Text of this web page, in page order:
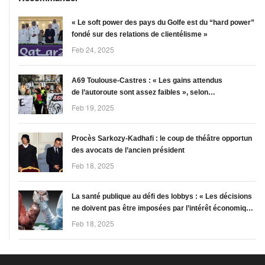
« Le soft power des pays du Golfe est du “hard power”
fondé sur des relations de clientélisme »
Feb 24, 2025
A69 Toulouse-Castres : « Les gains attendus
de l’autoroute sont assez faibles », selon
la rapporteure publique du tribunal
Feb 19, 2025
Procès Sarkozy-Kadhafi : le coup de théâtre opportun
des avocats de l’ancien président
Feb 18, 2025
La santé publique au défi des lobbys : « Les décisions
ne doivent pas être imposées par l’intérêt économique,
mais par celui des consommateurs, des patients »
Feb 18, 2025